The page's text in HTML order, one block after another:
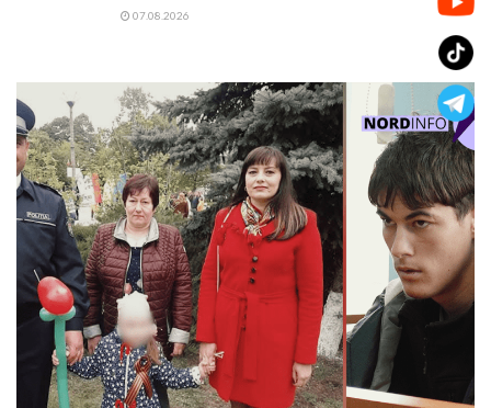
07.08.2026